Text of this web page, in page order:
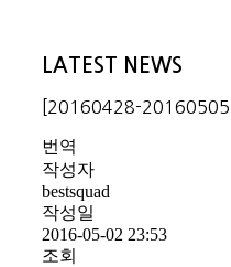
LATEST NEWS
[20160428-20160505]
번역
작성자
bestsquad
작성일
2016-05-02 23:53
조회